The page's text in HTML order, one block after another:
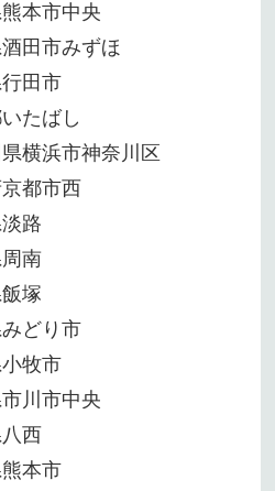
本市中央
田市みずほ
田市
たばし
横浜市神奈川区
都市西
路
南
塚
どり市
牧市
川市中央
西
本市